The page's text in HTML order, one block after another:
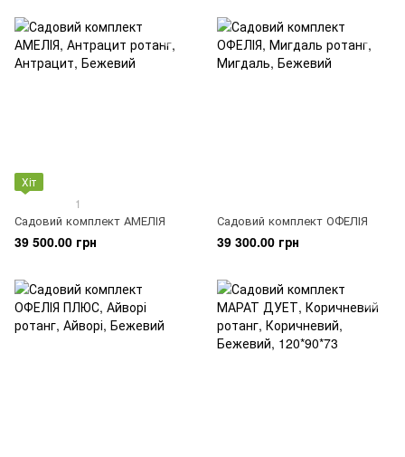
Хіт
1
Садовий комплект АМЕЛІЯ
39 500.00 грн
Садовий комплект ОФЕЛІЯ
39 300.00 грн